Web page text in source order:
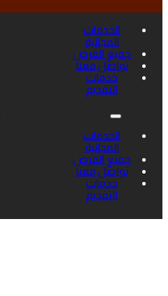
الخدمات
المجانية
جميع الفرص
تواصل معنا
خدمات
التقديم
الخدمات
المجانية
جميع الفرص
تواصل معنا
خدمات
التقديم